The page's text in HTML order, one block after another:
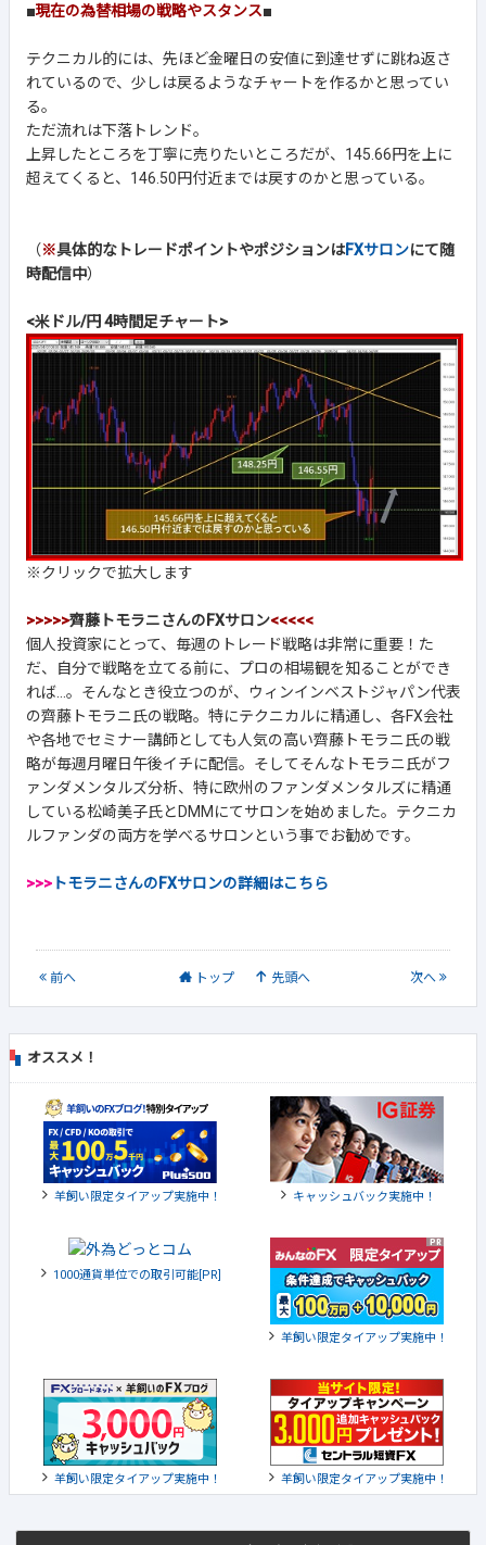
■現在の為替相場の戦略やスタンス■
テクニカル的には、先ほど金曜日の安値に到達せずに跳ね返さ
れているので、少しは戻るようなチャートを作るかと思ってい
る。
ただ流れは下落トレンド。
上昇したところを丁寧に売りたいところだが、145.66円を上に
超えてくると、146.50円付近までは戻すのかと思っている。
（※具体的なトレードポイントやポジションはFXサロンにて随
時配信中）
<米ドル/円 4時間足チャート>
※クリックで拡大します
>>>>>齊藤トモラニさんのFXサロン<<<<<
個人投資家にとって、毎週のトレード戦略は非常に重要！た
だ、自分で戦略を立てる前に、プロの相場観を知ることができ
れば...。そんなとき役立つのが、ウィンインベストジャパン代表
の齊藤トモラニ氏の戦略。特にテクニカルに精通し、各FX会社
や各地でセミナー講師としても人気の高い齊藤トモラニ氏の戦
略が毎週月曜日午後イチに配信。そしてそんなトモラニ氏がフ
ァンダメンタルズ分析、特に欧州のファンダメンタルズに精通
している松崎美子氏とDMMにてサロンを始めました。テクニカ
ルファンダの両方を学べるサロンという事でお勧めです。
>>> トモラニさんのFXサロンの詳細はこちら
前へ トップ 先頭へ 次へ
オススメ！
羊飼い限定タイアップ実施中！ キャッシュバック実施中！
1000通貨単位での取引可能[PR]
羊飼い限定タイアップ実施中！
羊飼い限定タイアップ実施中！ 羊飼い限定タイアップ実施中！